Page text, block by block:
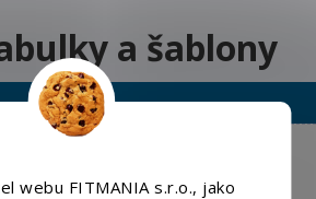
webu FITMANIA s.r.o., jako
a šablony